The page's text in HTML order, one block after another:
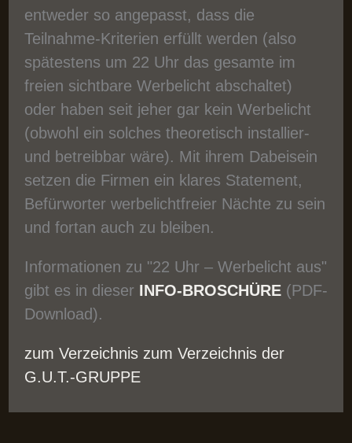
entweder so angepasst, dass die
Teilnahme-Kriterien erfüllt werden (also
spätestens um 22 Uhr das gesamte im
freien sichtbare Werbelicht abschaltet)
oder haben seit jeher gar kein Werbelicht
(obwohl ein solches theoretisch installier-
und betreibbar wäre). Mit ihrem Dabeisein
setzen die Firmen ein klares Statement,
Befürworter werbelichtfreier Nächte zu sein
und fortan auch zu bleiben.
Informationen zu "22 Uhr – Werbelicht aus"
gibt es in dieser INFO-BROSCHÜRE(PDF-
Download).
zum Verzeichnis zum Verzeichnis der
G.U.T.-GRUPPE